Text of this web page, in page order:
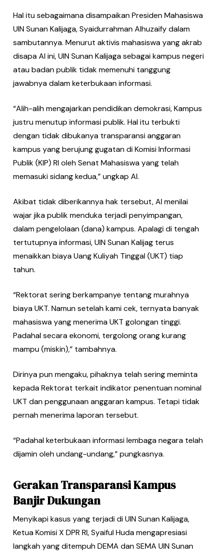
Hal itu sebagaimana disampaikan Presiden Mahasiswa
UIN Sunan Kalijaga, Syaidurrahman Alhuzaify dalam
sambutannya. Menurut aktivis mahasiswa yang akrab
disapa Al ini, UIN Sunan Kalijaga sebagai kampus negeri
atau badan publik tidak memenuhi tanggung
jawabnya dalam keterbukaan informasi.
“Alih-alih mengajarkan pendidikan demokrasi, Kampus
justru menutup informasi publik. Hal itu terbukti
dengan tidak dibukanya transparansi anggaran
kampus yang berujung gugatan di Komisi Informasi
Publik (KIP) RI oleh Senat Mahasiswa yang telah
memasuki sidang kedua,” ungkap Al.
Akibat tidak diberikannya hak tersebut, Al menilai
wajar jika publik menduka terjadi penyimpangan,
dalam pengelolaan (dana) kampus. Apalagi di tengah
tertutupnya informasi, UIN Sunan Kalijag terus
menaikkan biaya Uang Kuliyah Tinggal (UKT) tiap
tahun.
“Rektorat sering berkampanye tentang murahnya
biaya UKT. Namun setelah kami cek, ternyata banyak
mahasiswa yang menerima UKT golongan tinggi.
Padahal secara ekonomi, tergolong orang kurang
mampu (miskin),” tambahnya.
Dirinya pun mengaku, pihaknya telah sering meminta
kepada Rektorat terkait indikator penentuan nominal
UKT dan penggunaan anggaran kampus. Tetapi tidak
pernah menerima laporan tersebut.
“Padahal keterbukaan informasi lembaga negara telah
dijamin oleh undang-undang,” pungkasnya.
Gerakan Transparansi Kampus
Banjir Dukungan
Menyikapi kasus yang terjadi di UIN Sunan Kalijaga,
Ketua Komisi X DPR RI, Syaiful Huda mengapresiasi
langkah yang ditempuh DEMA dan SEMA UIN Sunan